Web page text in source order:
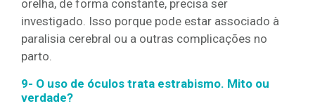
orelha, de forma constante, precisa ser
investigado. Isso porque pode estar associado à
paralisia cerebral ou a outras complicações no
parto.
9- O uso de óculos trata estrabismo. Mito ou
verdade?